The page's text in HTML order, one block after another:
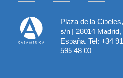
Plaza de la Cibeles,
s/n | 28014 Madrid,
España. Tel: +34 91
595 48 00